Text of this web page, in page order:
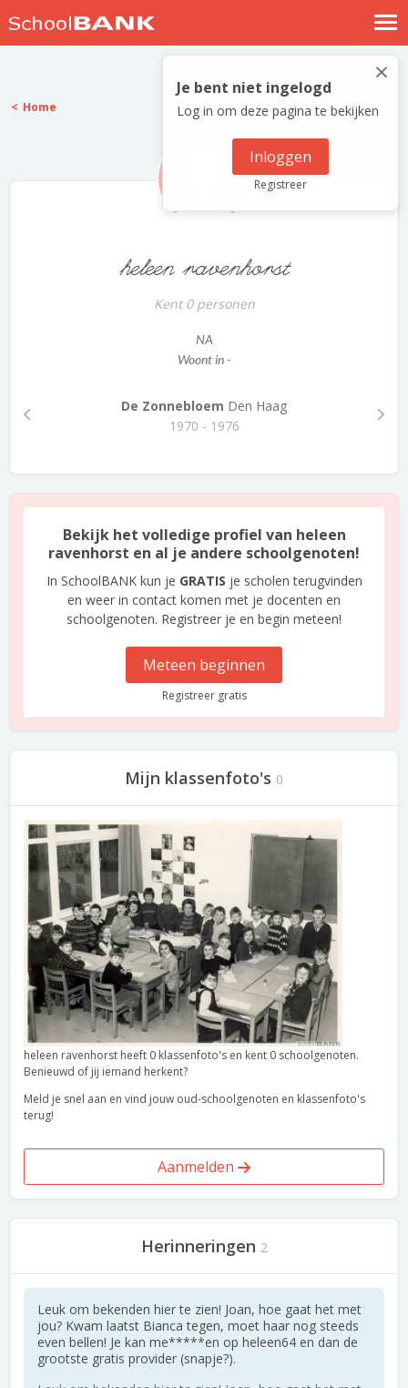
Nostalgische verhalen
Log in
Meld je gratis aan
×
Je bent niet ingelogd
Log in om deze pagina te bekijken
Inloggen
Registreer
Home
heleen ravenhorst
Kent 0 personen
NA
Woont in -
De Zonnebloem Den Haag
1970 - 1976
Bekijk het volledige profiel van heleen
ravenhorst en al je andere schoolgenoten!
In SchoolBANK kun je GRATIS je scholen terugvinden
en weer in contact komen met je docenten en
schoolgenoten. Registreer je en begin meteen!
Meteen beginnen
Registreer gratis
Mijn klassenfoto's 0
heleen ravenhorst heeft 0 klassenfoto's en kent 0 schoolgenoten.
Benieuwd of jij iemand herkent?
Meld je snel aan en vind jouw oud-schoolgenoten en klassenfoto's
terug!
Aanmelden
Herinneringen 2
Leuk om bekenden hier te zien! Joan, hoe gaat het met
jou? Kwam laatst Bianca tegen, moet haar nog steeds
even bellen! Je kan me*****en op heleen64 en dan de
grootste gratis provider (snapje?).